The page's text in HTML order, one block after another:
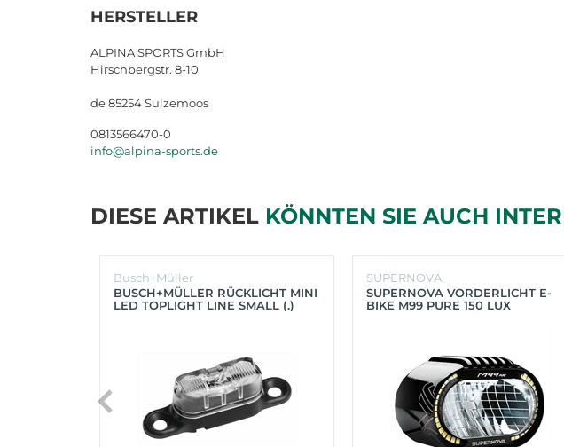
HERSTELLER
ALPINA SPORTS GmbH
Hirschbergstr. 8-10
de 85254 Sulzemoos
0813566470-0
info@alpina-sports.de
DIESE ARTIKEL KÖNNTEN SIE AUCH
Busch+Müller
BUSCH+MÜLLER RÜCKLICHT MINI
LED TOPLIGHT LINE SMALL (.)
SUPERNOVA
SUPERNOVA VORDERLICHT E-
BIKE M99 PURE 150 LUX